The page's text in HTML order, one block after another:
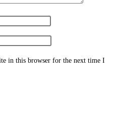
in this browser for the next time I